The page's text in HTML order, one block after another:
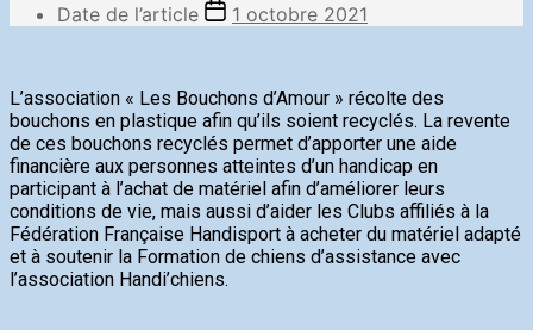
Date de l’article 1 octobre 2021
L’association « Les Bouchons d’Amour » récolte des
bouchons en plastique afin qu’ils soient recyclés. La revente
de ces bouchons recyclés permet d’apporter une aide
financière aux personnes atteintes d’un handicap en
participant à l’achat de matériel afin d’améliorer leurs
conditions de vie, mais aussi d’aider les Clubs affiliés à la
Fédération Française Handisport à acheter du matériel adapté
et à soutenir la Formation de chiens d’assistance avec
l’association Handi’chiens.